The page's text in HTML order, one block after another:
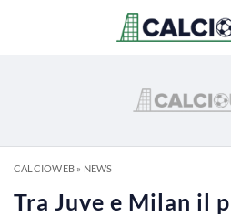
CALCIOWEB» NEWS
Tra Juve e Milan il